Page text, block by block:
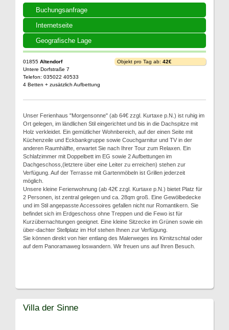
Buchungsanfrage
Internetseite
Geografische Lage
01855 Altendorf
Untere Dorfstraße 7
Telefon: 035022 40533
4 Betten + zusätzlich Aufbettung
Objekt pro Tag ab: 42€
Unser Ferienhaus "Morgensonne" (ab 64€ zzgl. Kurtaxe p.N.) ist ruhig im
Ort gelegen, im ländlichen Stil eingerichtet und bis in die Dachspitze mit
Holz verkleidet. Ein gemütlicher Wohnbereich, auf der einen Seite mit
Küchenzeile und Eckbankgruppe sowie Couchgarnitur und TV in der
anderen Raumhälfte, erwartet Sie nach Ihrer Tour zum Relaxen. Ein
Schlafzimmer mit Doppelbett im EG sowie 2 Aufbettungen im
Dachgeschoss,(letztere über eine Leiter zu erreichen) stehen zur
Verfügung. Auf der Terrasse mit Gartenmöbeln ist Grillen jederzeit
möglich.
Unsere kleine Ferienwohnung (ab 42€ zzgl. Kurtaxe p.N.) bietet Platz für
2 Personen, ist zentral gelegen und ca. 28qm groß. Eine Gewölbedecke
und im Stil angepasste Accessoires gefallen nicht nur Romantikern. Sie
befindet sich im Erdgeschoss ohne Treppen und die Fewo ist für
Kurzübernachtungen geeignet. Eine kleine Sitzecke im Grünen sowie ein
über-dachter Stellplatz im Hof stehen Ihnen zur Verfügung.
Sie können direkt von hier entlang des Malerweges ins Kirnitzschtal oder
auf dem Panoramaweg loswandern. Wir freuen uns auf Ihren Besuch.
Villa der Sinne